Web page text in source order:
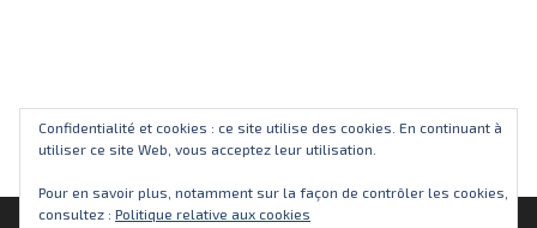
Confidentialité et cookies : ce site utilise des cookies. En continuant à
utiliser ce site Web, vous acceptez leur utilisation.
Pour en savoir plus, notamment sur la façon de contrôler les cookies,
consultez : Politique relative aux cookies